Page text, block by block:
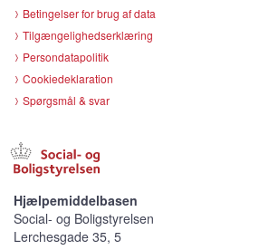
Betingelser for brug af data
Tilgængelighedserklæring
Persondatapolitik
Cookiedeklaration
Spørgsmål & svar
Hjælpemiddelbasen
Social- og Boligstyrelsen
Lerchesgade 35, 5